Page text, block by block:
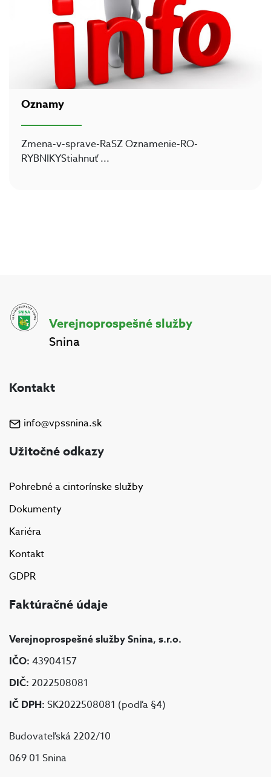
Oznamy
Zmena-v-sprave-RaSZ Oznamenie-RO-
RYBNIKYStiahnuť...
Verejnoprospešné služby
Snina
Kontakt
info@vpssnina.sk
Užitočné odkazy
Pohrebné a cintorínske služby
Dokumenty
Kariéra
Kontakt
GDPR
Faktúračné údaje
Verejnoprospešné služby Snina, s.r.o.
IČO: 43904157
DIČ: 2022508081
IČ DPH: SK2022508081 (podľa §4)
Budovateľská 2202/10
069 01 Snina